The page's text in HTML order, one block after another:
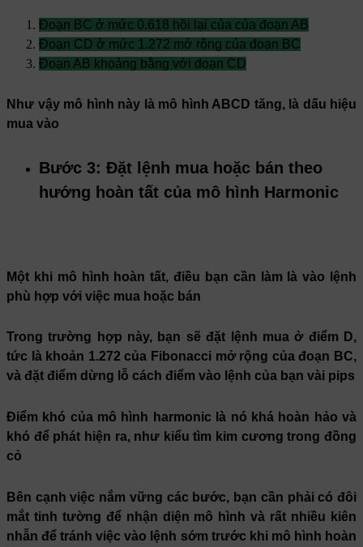
Đoạn BC ở mức 0.618 hồi lại của của đoạn AB
Đoạn CD ở mức 1.272 mở rộng của đoạn BC
Đoạn AB khoảng bằng với đoạn CD
Như vậy mô hình này là mô hình ABCD tăng, là dấu hiệu
mua vào
Bước 3: Đặt lệnh mua hoặc bán theo
hướng hoàn tất của mô hình Harmonic
Một khi mô hình hoàn tất, điều bạn cần làm là vào lệnh
phù hợp với việc mua hoặc bán
Trong trường hợp này, bạn sẽ đặt lệnh mua ở điểm D,
tức là khoản 1.272 của Fibonacci mở rộng của đoạn BC,
và đặt điểm dừng lỗ cách điểm vào lệnh của bạn vài pips
Điểm khó của mô hình harmonic là nó khá hoàn hảo và
khó để phát hiện ra, như kiểu tìm kim cương trong đồng
cỏ
Bên cạnh việc nắm vững các bước, bạn cần phải có đôi
mắt tinh tường để nhận diện mô hình và rất nhiều kiên
nhẫn để tránh việc vào lệnh sớm trước khi mô hình hoàn